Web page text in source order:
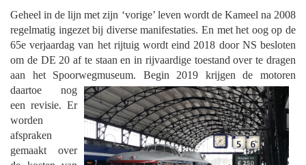
Geheel in de lijn met zijn ‘vorige’ leven wordt de Kameel na 2008
regelmatig ingezet bij diverse manifestaties. En met het oog op de
65e verjaardag van het rijtuig wordt eind 2018 door NS besloten
om de DE 20 af te staan en in rijvaardige toestand over te dragen
aan het Spoorwegmuseum. Begin 2019 krijgen de motoren
daartoe nog
een revisie. Er
worden
afspraken
gemaakt over